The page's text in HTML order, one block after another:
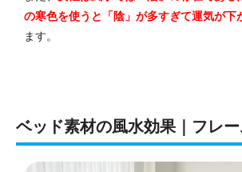
の寒色を使うと「陰」が多すぎて運気が下
ます。
ベッド素材の風水効果｜フレ